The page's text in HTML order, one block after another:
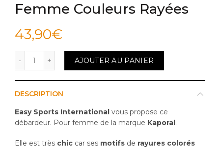
Femme Couleurs Rayées
43,90€
quantité de Débardeur Kaporal Femme Couleurs
AJOUTER AU PANIER
DESCRIPTION
Easy Sports International vous propose ce
débardeur. Pour femme de la marque Kaporal.
Elle est très chic car ses motifs de rayures colorés